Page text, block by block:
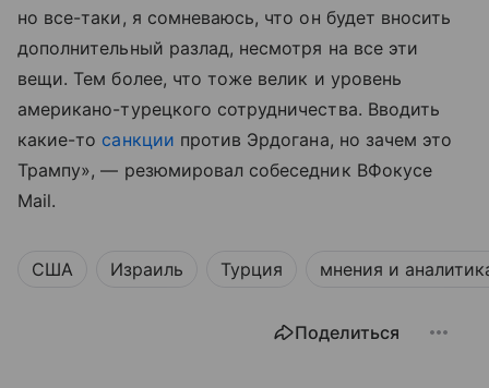
но все-таки, я сомневаюсь, что он будет вносить
дополнительный разлад, несмотря на все эти
вещи. Тем более, что тоже велик и уровень
американо-турецкого сотрудничества. Вводить
какие-то санкции против Эрдогана, но зачем это
Трампу», — резюмировал собеседник ВФокусе
Mail.
США Израиль Турция мнения и
Поделиться